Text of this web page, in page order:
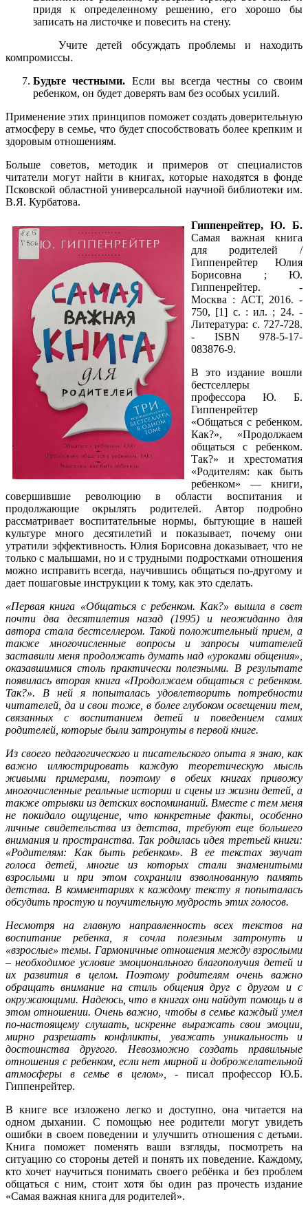
придя к определенному решению, его хорошо бы
записать на листочке и повесить на стену.
Учите детей обсуждать проблемы и находить
компромиссы.
Будьте честными. Если вы всегда честны со своим
ребенком, он будет доверять вам без особых усилий.
Применение этих принципов поможет создать доверительную
атмосферу в семье, что будет способствовать более крепким и
здоровым отношениям.
Больше советов, методик и примеров от специалистов
читатели могут найти в книгах, которые находятся в фонде
Псковской областной универсальной научной библиотеки им.
В.Я. Курбатова.
Гиппенрейтер, Ю. Б.
Самая важная книга
для родителей /
Гиппенрейтер Юлия
Борисовна ; Ю.
Гиппенрейтер. -
Москва : АСТ, 2016. -
750, [1] с. : ил. ; 24. -
Литература: с. 727-728.
- ISBN 978-5-17-
083876-9.
В это издание вошли
бестселлеры
профессора Ю. Б.
Гиппенрейтер
«Общаться с ребенком.
Как?», «Продолжаем
общаться с ребенком.
Так?» и хрестоматия
«Родителям: как быть
ребенком» — книги,
совершившие революцию в области воспитания и
продолжающие окрылять родителей. Автор подробно
рассматривает воспитательные нормы, бытующие в нашей
культуре много десятилетий и показывает, почему они
утратили эффективность. Юлия Борисовна доказывает, что не
только с малышами, но и с трудными подростками отношения
можно исправить всегда, научившись общаться по-другому и
дает пошаговые инструкции к тому, как это сделать.
«Первая книга «Общаться с ребенком. Как?» вышла в свет
почти два десятилетия назад (1995) и неожиданно для
автора стала бестселлером. Такой положительный прием, а
также многочисленные вопросы и запросы читателей
заставили меня продолжать думать над «уроками общения»,
оказавшимися столь практически полезными. В результате
появилась вторая книга «Продолжаем общаться с ребенком.
Так?». В ней я попыталась удовлетворить потребности
читателей, да и свои тоже, в более глубоком освещении тем,
связанных с воспитанием детей и поведением самих
родителей, которые были затронуты в первой книге.
Из своего педагогического и писательского опыта я знаю, как
важно иллюстрировать каждую теоретическую мысль
живыми примерами, поэтому в обеих книгах привожу
многочисленные реальные истории и сцены из жизни детей, а
также отрывки из детских воспоминаний. Вместе с тем меня
не покидало ощущение, что конкретные факты, особенно
личные свидетельства из детства, требуют еще большего
внимания и пространства. Так родилась идея третьей книги:
«Родителям: Как быть ребенком». В ее текстах звучат
голоса детей, многие из которых стали знаменитыми
взрослыми и при этом сохранили взволнованную память
детства. В комментариях к каждому тексту я попыталась
обсудить простую и поучительную мудрость этих голосов.
Несмотря на главную направленность всех текстов на
воспитание ребенка, я сочла полезным затронуть и
«взрослые» темы. Гармоничные отношения между взрослыми
– необходимое условие эмоционального благополучия детей и
их развития в целом. Поэтому родителям очень важно
обращать внимание на стиль общения друг с другом и с
окружающими. Надеюсь, что в книгах они найдут помощь и в
этом отношении. Очень важно, чтобы в семье каждый умел
по-настоящему слушать, искренне выражать свои эмоции,
мирно разрешать конфликты, уважать уникальность и
достоинства другого. Невозможно создать правильные
отношения с ребенком, если нет мирной и доброжелательной
атмосферы в семье в целом», - писал профессор Ю.Б.
Гиппенрейтер.
В книге все изложено легко и доступно, она читается на
одном дыхании. С помощью нее родители могут увидеть
ошибки в своем поведении и улучшить отношения с детьми.
Книга поможет поменять ваши взгляды, посмотреть на
ситуацию со стороны детей и понять их поведение. Каждому,
кто хочет научиться понимать своего ребёнка и без проблем
общаться с ним, стоит хотя бы один раз прочесть издание
«Самая важная книга для родителей».